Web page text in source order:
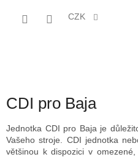
CZK
CDI pro Baja
Jednotka CDI pro Baja je
Vašeho stroje. CDI jednotka
většinou k dispozici v